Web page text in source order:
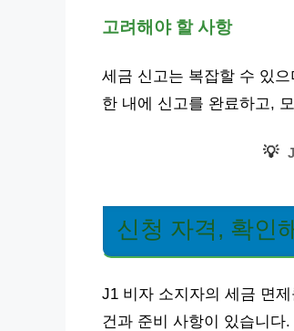
고려해야 할 사항
세금 신고는 복잡할 수 있
한 내에 신고를 완료하고,
💡
신청 자격, 확인
J1 비자 소지자의 세금 면
건과 준비 사항이 있습니다.